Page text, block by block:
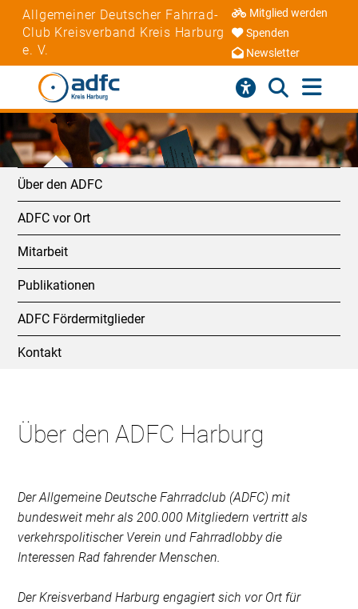
Allgemeiner Deutscher Fahrrad-
Club Kreisverband Kreis Harburg
e. V.
Mitglied werden
Spenden
Newsletter
Über den ADFC
ADFC vor Ort
Mitarbeit
Publikationen
ADFC Fördermitglieder
Kontakt
Über den ADFC Harburg
Der Allgemeine Deutsche Fahrradclub (ADFC) mit
bundesweit mehr als 200.000 Mitgliedern vertritt als
verkehrspolitischer Verein und Fahrradlobby die
Interessen Rad fahrender Menschen.
Der Kreisverband Harburg engagiert sich vor Ort für